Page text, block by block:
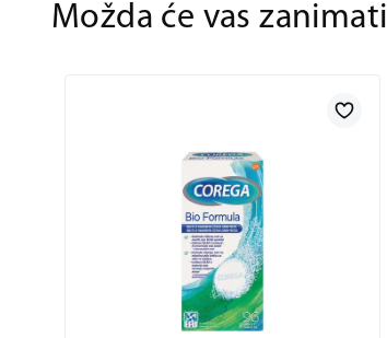
Možda će vas zanimati